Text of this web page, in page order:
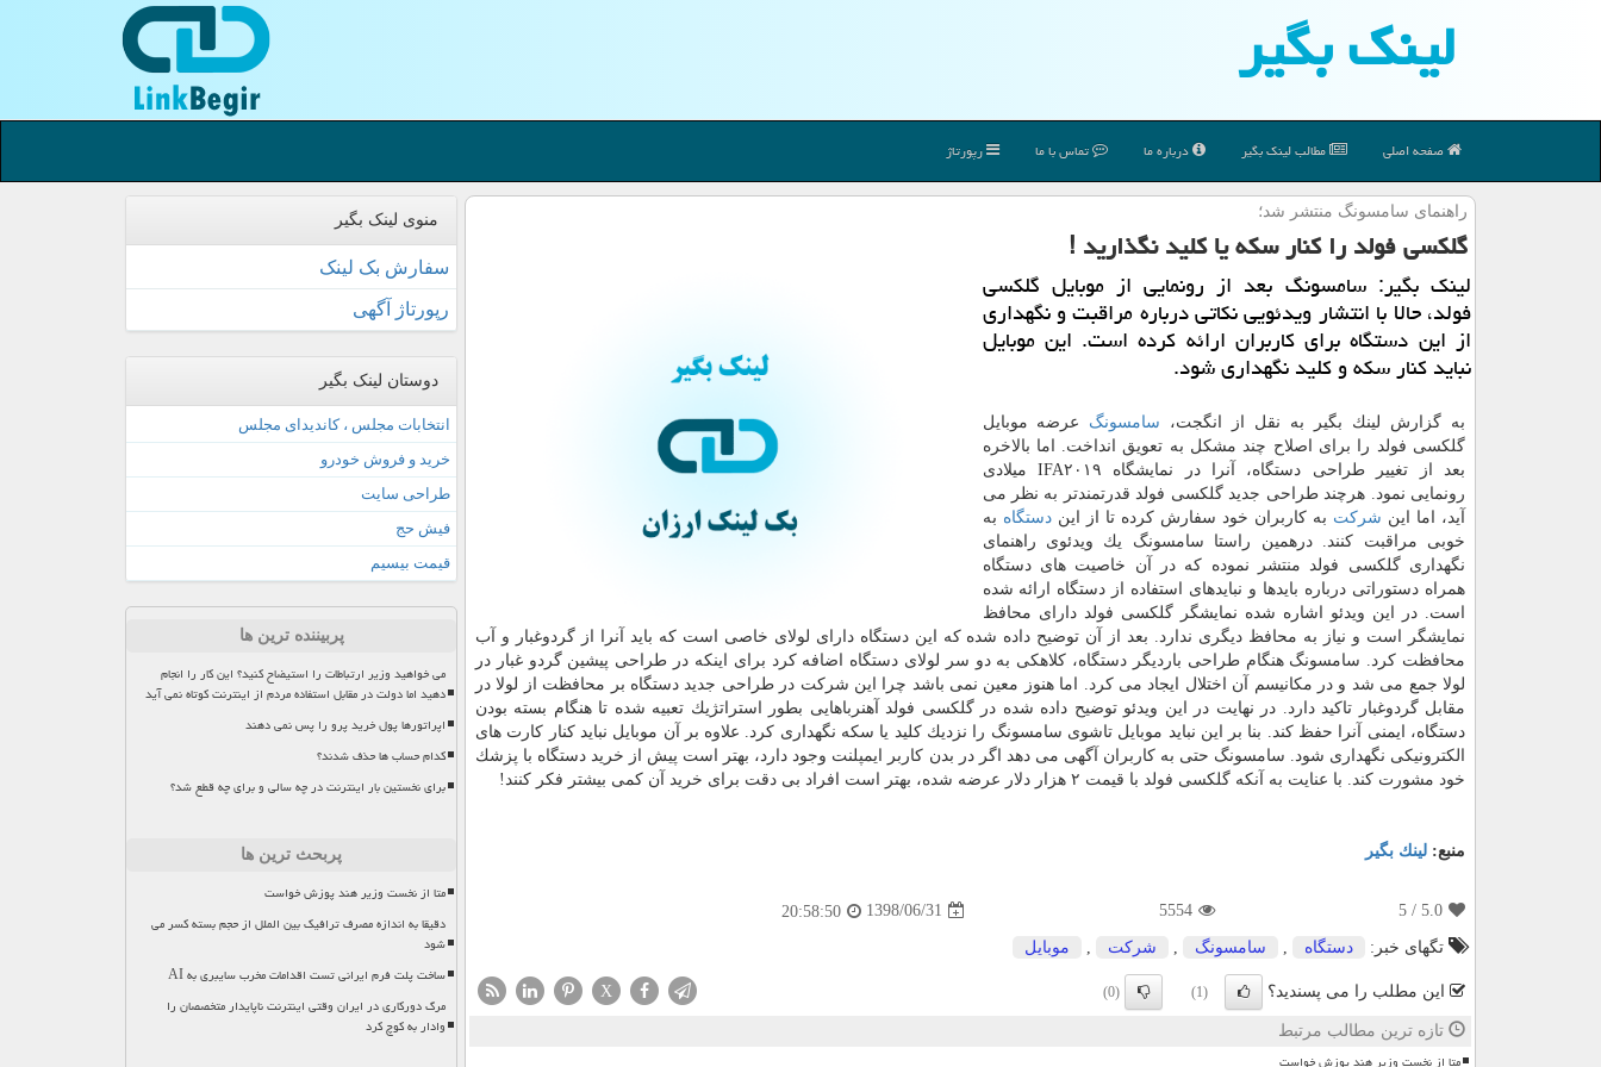
لینك بگیر
صفحه اصلی مطالب لینك بگیر درباره ما تماس با ما رپورتاژ
راهنمای سامسونگ منتشر شد؛
گلكسی فولد را كنار سكه یا كلید نگذارید !
لینك بگیر: سامسونگ بعد از رونمایی از موبایل گلكسی
فولد، حالا با انتشار ویدئویی نكاتی درباره مراقبت و نگهداری
از این دستگاه برای كاربران ارائه كرده است. این موبایل
نباید كنار سكه و كلید نگهداری شود.
به گزارش لینك بگیر به نقل از انگجت، سامسونگ عرضه موبایل
گلكسی فولد را برای اصلاح چند مشكل به تعویق انداخت. اما بالاخره
بعد از تغییر طراحی دستگاه، آنرا در نمایشگاه IFA۲۰۱۹ میلادی
رونمایی نمود. هرچند طراحی جدید گلكسی فولد قدرتمندتر به نظر می
آید، اما این شركت به كاربران خود سفارش كرده تا از ایندستگاه به
خوبی مراقبت كنند. درهمین راستا سامسونگ یك ویدئوی راهنمای
نگهداری گلكسی فولد منتشر نموده كه در آن خاصیت های دستگاه
همراه دستوراتی درباره بایدها و نبایدهای استفاده از دستگاه ارائه شده
است. در این ویدئو اشاره شده نمایشگر گلكسی فولد دارای محافظ
نمایشگر است و نیاز به محافظ دیگری ندارد. بعد از آن توضیح داده شده كه این دستگاه دارای لولای خاصی است كه باید آنرا از گردوغبار و آب
محافظت كرد. سامسونگ هنگام طراحی باردیگر دستگاه، كلاهكی به دو سر لولای دستگاه اضافه كرد برای اینكه در طراحی پیشین گردو غبار در
لولا جمع می شد و در مكانیسم آن اختلال ایجاد می كرد. اما هنوز معین نمی باشد چرا این شركت در طراحی جدید دستگاه بر محافظت از لولا در
مقابل گردوغبار تاكید دارد. در نهایت در این ویدئو توضیح داده شده در گلكسی فولد آهنرباهایی بطور استراتژیك تعبیه شده تا هنگام بسته بودن
دستگاه، ایمنی آنرا حفظ كند. بنا بر این نباید موبایل تاشوی سامسونگ را نزدیك كلید یا سكه نگهداری كرد. علاوه بر آن موبایل نباید كنار كارت های
الكترونیكی نگهداری شود. سامسونگ حتی به كاربران آگهی می دهد اگر در بدن كاربر ایمپلنت وجود دارد، بهتر است پیش از خرید دستگاه با پزشك
خود مشورت كند. با عنایت به آنكه گلكسی فولد با قیمت ۲ هزار دلار عرضه شده، بهتر است افراد بی دقت برای خرید آن كمی بیشتر فكر كنند!
منبع: لینك بگیر
5.0
/ 5
5554
1398/06/31
20:58:50
تگهای خبر:
دستگاه سامسونگ شركت موبایل
این مطلب را می پسندید؟ (1)
(0)
X
تازه ترین مطالب مرتبط
متا از نخست وزیر هند پوزش خواست
منوی لینک بگیر
سفارش بک لینک
رپورتاژ آگهی
دوستان لینک بگیر
انتخابات مجلس ، کاندیدای مجلس
خرید و فروش خودرو
طراحی سایت
فیش حج
قیمت بیسیم
پربیننده ترین ها
می خواهید وزیر ارتباطات را استیضاح کنید؟ این کار را انجام
دهید اما دولت در مقابل استفاده مردم از اینترنت کوتاه نمی آید
اپراتورها پول خرید پرو را پس نمی دهند
کدام حساب ها حذف شدند؟
برای نخستین بار اینترنت در چه سالی و برای چه قطع شد؟
پربحث ترین ها
متا از نخست وزیر هند پوزش خواست
دقیقا به اندازه مصرف ترافیک بین الملل از حجم بسته کسر می
شود
ساخت پلت فرم ایرانی تست اقدامات مخرب سایبری به AI
مرگ دورکاری در ایران وقتی اینترنت ناپایدار متخصصان را
وادار به کوچ کرد